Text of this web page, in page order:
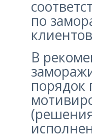
по
В
порядок